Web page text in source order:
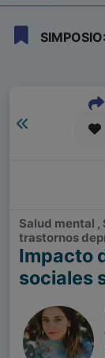
SIMPOSIO:
Salud mental ,
trastornos
Impacto
sociales